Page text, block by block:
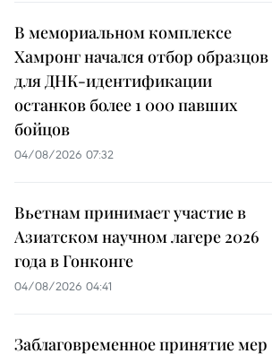
В мемориальном комплексе
Хамронг начался отбор образцов
для ДНК-идентификации
останков более 1 000 павших
бойцов
04/08/2026 07:32
Вьетнам принимает участие в
Азиатском научном лагере 2026
года в Гонконге
04/08/2026 04:41
Заблаговременное принятие мер